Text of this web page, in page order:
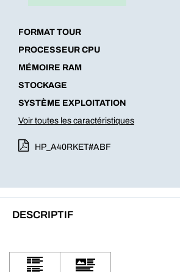
FORMAT TOUR
PROCESSEUR CPU
MÉMOIRE RAM
STOCKAGE
SYSTÈME EXPLOITATION
Voir toutes les caractéristiques
HP_A40RKET#ABF
DESCRIPTIF